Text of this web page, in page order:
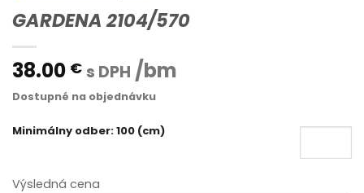
GARDENA 2104/570
38.00 € s DPH /bm
Dostupné na objednávku
Minimálny odber: 100 (cm)
Výsledná cena